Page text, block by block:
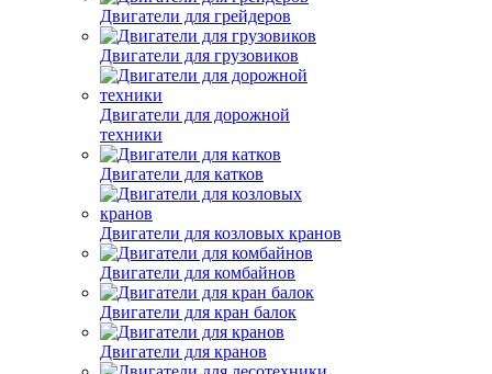
Двигатели для грейдеров
Двигатели для грузовиков
Двигатели для дорожной
техники
Двигатели для катков
Двигатели для козловых кранов
Двигатели для комбайнов
Двигатели для кран балок
Двигатели для кранов